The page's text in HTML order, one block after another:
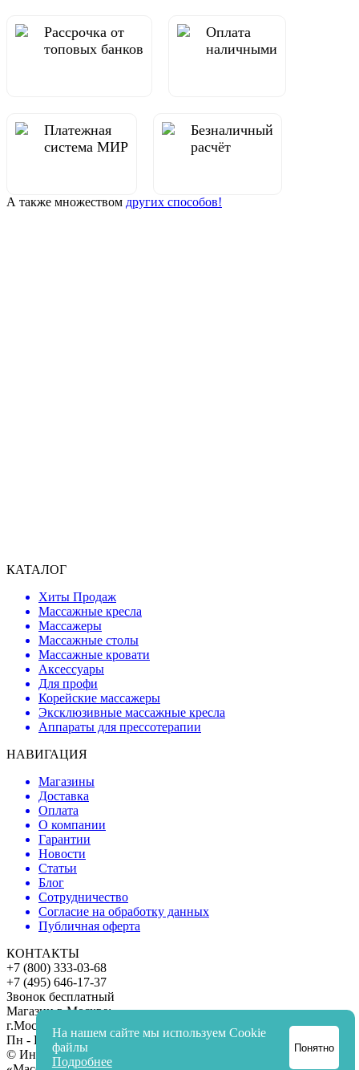
Рассрочка от
топовых банков
Оплата
наличными
Платежная
система МИР
Безналичный
расчёт
А также множеством других способов!
КАТАЛОГ
Хиты Продаж
Массажные кресла
Массажеры
Массажные столы
Массажные кровати
Аксессуары
Для профи
Корейские массажеры
Эксклюзивные массажные кресла
Аппараты для прессотерапии
НАВИГАЦИЯ
Магазины
Доставка
Оплата
О компании
Гарантии
Новости
Статьи
Блог
Сотрудничество
Согласие на обработку данных
Публичная оферта
КОНТАКТЫ
+7 (800) 333-03-68
+7 (495) 646-17-37
Звонок бесплатный
Магазин в Москве:
г.Москва, ул. Обручева, 34/63
Пн - Вс
: 10:00 - 21:00
© Интернет-магазин массажного оборудования
На нашем сайте мы используем Cookie
файлы
Подробнее
Понятно